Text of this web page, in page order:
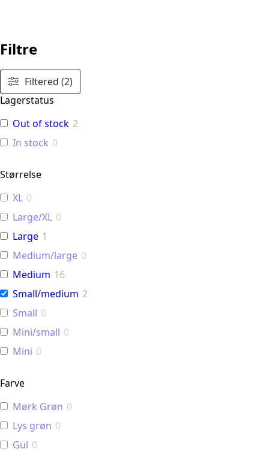
Filtre
Filtered (2)
Lagerstatus
Out of stock 2
In stock 0
Størrelse
XL 0
Large/XL 0
Large 1
Medium/large 0
Medium 16
Small/medium 2
Small 0
Mini/small 0
Mini 0
Farve
Mørk Grøn 0
Lys grøn 0
Gul 0